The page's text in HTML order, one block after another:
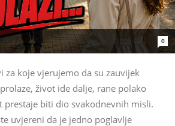
0
za koje vjerujemo da su zauvijek
život ide dalje, rane polako
prestaje biti dio svakodnevnih misli.
uvjereni da je jedno poglavlje